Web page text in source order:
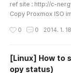
ref site : http://c-
Copy Proxmox ISO
eck Your USB Stick
s. 4. mount iso
esent..
0 0 2014. 1.
[Linux] How to
opy status)